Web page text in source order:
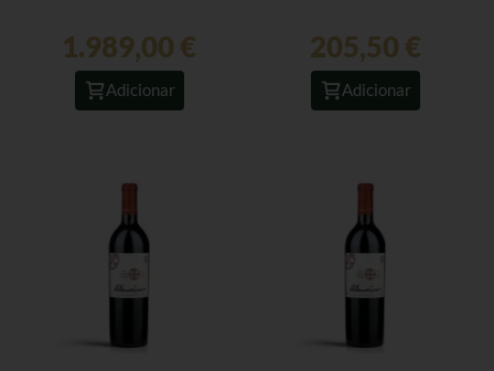
1.989,00 €
Adicionar
205,50 €
Adicionar